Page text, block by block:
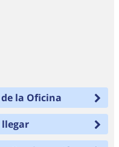
la Oficina
llegar